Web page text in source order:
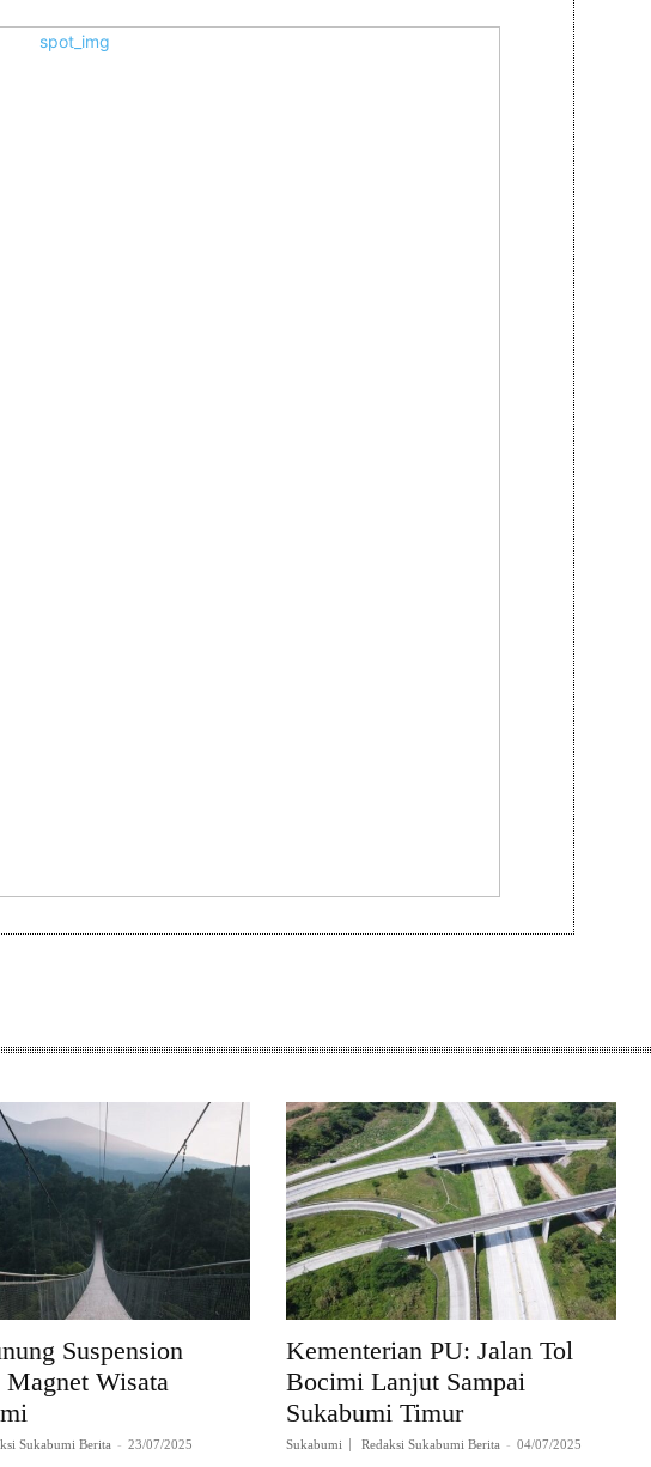
Suspension
Wisata
Sukabumi Berita - 23/07/2025
Kementerian PU: Jalan Tol
Bocimi Lanjut Sampai
Sukabumi Timur
Sukabumi Redaksi Sukabumi Berita - 04/07/2025